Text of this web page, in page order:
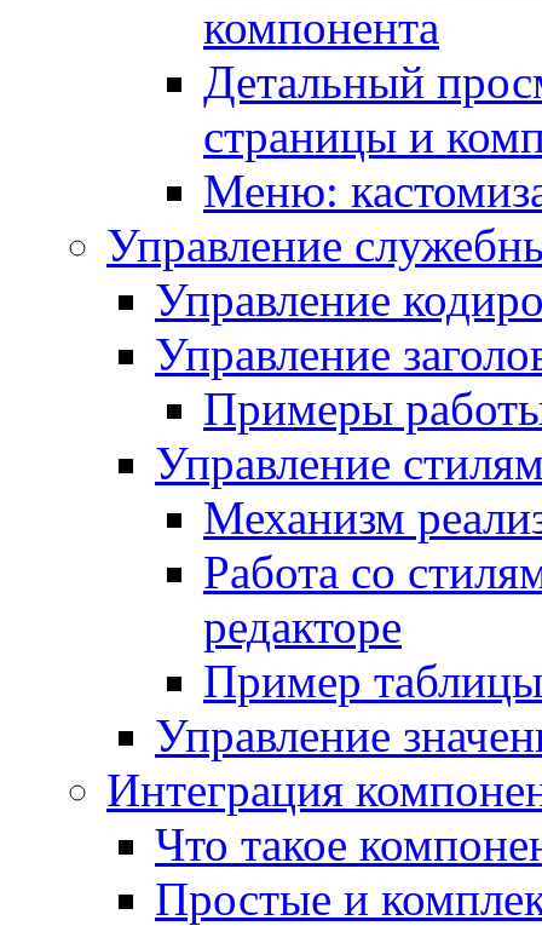
компонента
Детальный
страницы и
Меню:
Управление
Управление
Управление
Примеры
Управление
Механизм
Работа со
редакторе
Пример
Управление
Интеграция
Что такое
Простые и